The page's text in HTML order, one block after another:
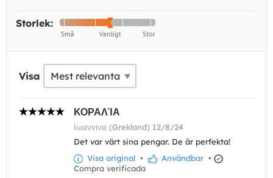
Storlek:
Visa
ΚΟΡΑΛΊΑ
Ιωαννινα (Grekland) 12/8/24
Det var värt sina pengar. De är perfekta!
Visa original • Användbar •
Compra verificada